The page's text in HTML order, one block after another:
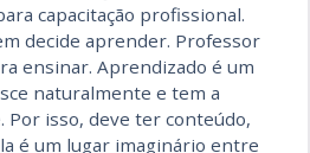
capacitação profissional.
decide aprender. Professor
ensinar. Aprendizado é um
naturalmente e tem a
Por isso, deve ter conteúdo,
é um lugar imaginário entre